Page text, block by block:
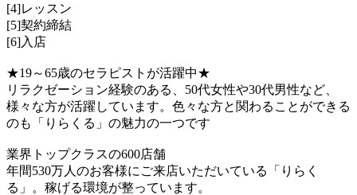
[4]レッスン
[5]契約締結
[6]入店
★19～65歳のセラピストが活躍中★
リラクゼーション経験のある、50代女性や30代男性など、
様々な方が活躍しています。色々な方と関わることができる
のも「りらくる」の魅力の一つです
業界トップクラスの600店舗
年間530万人のお客様にご来店いただいている「りらく
る」。稼げる環境が整っています。